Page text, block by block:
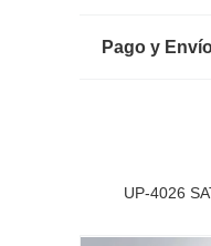
Pago y
UP-4026